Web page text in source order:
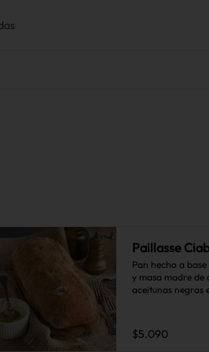
Paillasse
Pan hecho a
y masa madre de
aceitunas negras
$5.090